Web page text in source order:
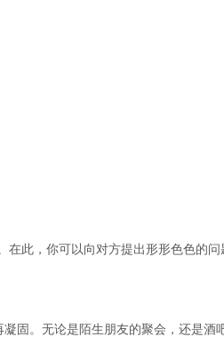
此，你可以向对方提出形形色色的
固。无论是陌生朋友的聚会，还是